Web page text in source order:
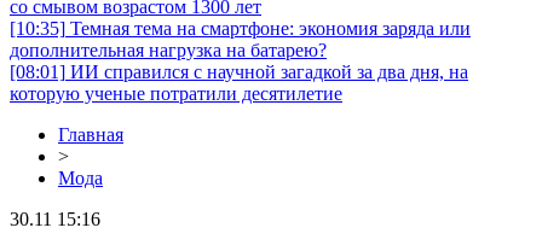
со смывом возрастом 1300 лет
[10:35] Темная тема на смартфоне: экономия заряда или
дополнительная нагрузка на батарею?
[08:01] ИИ справился с научной загадкой за два дня, на
которую ученые потратили десятилетие
Главная
>
Мода
30.11 15:16